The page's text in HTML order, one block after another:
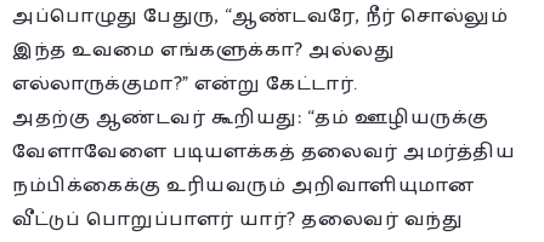
அப்பொழுது பேதுரு, “ஆண்டவரே, நீர் சொல்லும்
இந்த உவமை எங்களுக்கா? அல்லது
எல்லாருக்குமா?” என்று கேட்டார்.
அதற்கு ஆண்டவர் கூறியது: “தம் ஊழியருக்கு
வேளாவேளை படியளக்கத் தலைவர் அமர்த்திய
நம்பிக்கைக்கு உரியவரும் அறிவாளியுமான
வீட்டுப் பொறுப்பாளர் யார்? தலைவர் வந்து